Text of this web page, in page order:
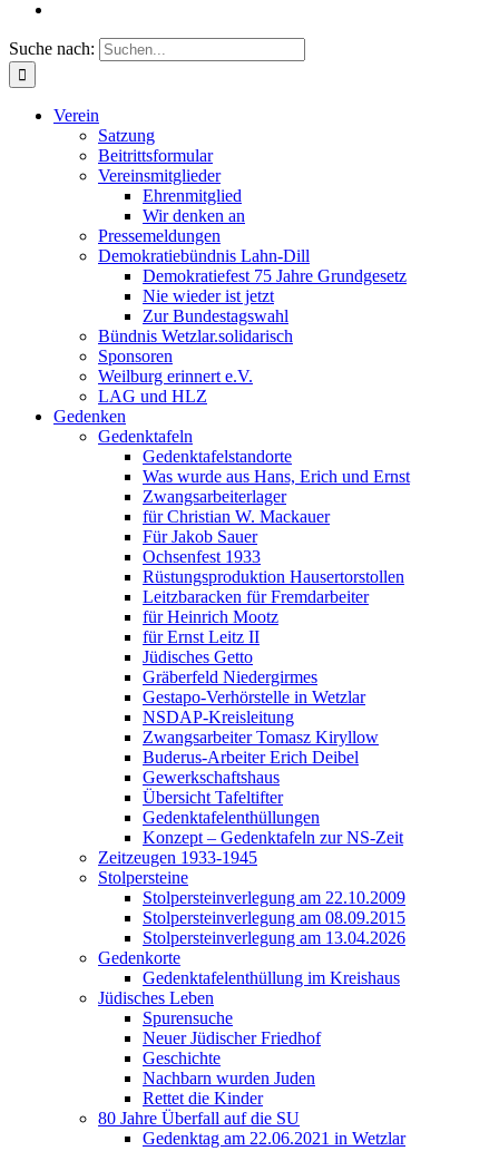
Suche nach:
Verein
Satzung
Beitrittsformular
Vereinsmitglieder
Ehrenmitglied
Wir denken an
Pressemeldungen
Demokratiebündnis Lahn-Dill
Demokratiefest 75 Jahre Grundgesetz
Nie wieder ist jetzt
Zur Bundestagswahl
Bündnis Wetzlar.solidarisch
Sponsoren
Weilburg erinnert e.V.
LAG und HLZ
Gedenken
Gedenktafeln
Gedenktafelstandorte
Was wurde aus Hans, Erich und Ernst
Zwangsarbeiterlager
für Christian W. Mackauer
Für Jakob Sauer
Ochsenfest 1933
Rüstungsproduktion Hausertorstollen
Leitzbaracken für Fremdarbeiter
für Heinrich Mootz
für Ernst Leitz II
Jüdisches Getto
Gräberfeld Niedergirmes
Gestapo-Verhörstelle in Wetzlar
NSDAP-Kreisleitung
Zwangsarbeiter Tomasz Kiryllow
Buderus-Arbeiter Erich Deibel
Gewerkschaftshaus
Übersicht Tafeltifter
Gedenktafelenthüllungen
Konzept – Gedenktafeln zur NS-Zeit
Zeitzeugen 1933-1945
Stolpersteine
Stolpersteinverlegung am 22.10.2009
Stolpersteinverlegung am 08.09.2015
Stolpersteinverlegung am 13.04.2026
Gedenkorte
Gedenktafelenthüllung im Kreishaus
Jüdisches Leben
Spurensuche
Neuer Jüdischer Friedhof
Geschichte
Nachbarn wurden Juden
Rettet die Kinder
80 Jahre Überfall auf die SU
Gedenktag am 22.06.2021 in Wetzlar